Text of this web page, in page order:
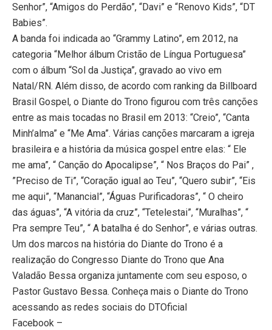
Senhor”, “Amigos do Perdão”, “Davi” e “Renovo Kids”, “DT
Babies”.
A banda foi indicada ao “Grammy Latino”, em 2012, na
categoria “Melhor álbum Cristão de Língua Portuguesa”
com o álbum “Sol da Justiça”, gravado ao vivo em
Natal/RN. Além disso, de acordo com ranking da Billboard
Brasil Gospel, o Diante do Trono figurou com três canções
entre as mais tocadas no Brasil em 2013: “Creio”, “Canta
Minh’alma” e “Me Ama”. Várias canções marcaram a igreja
brasileira e a história da música gospel entre elas: “ Ele
me ama”, “ Canção do Apocalipse”, “ Nos Braços do Pai” ,
”Preciso de Ti”, “Coração igual ao Teu”, “Quero subir”, “Eis
me aqui”, “Manancial”, “Águas Purificadoras”, “ O cheiro
das águas”, “A vitória da cruz”, “Tetelestai”, “Muralhas”, “
Pra sempre Teu”, “ A batalha é do Senhor”, e várias outras.
Um dos marcos na história do Diante do Trono é a
realização do Congresso Diante do Trono que Ana
Valadão Bessa organiza juntamente com seu esposo, o
Pastor Gustavo Bessa. Conheça mais o Diante do Trono
acessando as redes sociais do DTOficial
Facebook –